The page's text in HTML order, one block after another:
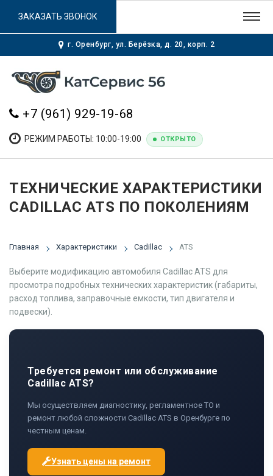
г. Оренбург, ул. Берёзка, д. 20, корп. 2
+7 (961) 929-19-68
РЕЖИМ РАБОТЫ: 10:00-19:00 ОТКРЫТО
ЗАКАЗАТЬ ЗВОНОК
ТЕХНИЧЕСКИЕ ХАРАКТЕРИСТИКИ
CADILLAC ATS ПО ПОКОЛЕНИЯМ
Главная Характеристики Cadillac ATS
Выберите модификацию автомобиля Cadillac ATS для
просмотра подробных технических характеристик (габариты,
расход топлива, заправочные емкости, тип двигателя и
подвески).
Требуется ремонт или обслуживание
Cadillac ATS?
Мы осуществляем диагностику, регламентное ТО и
ремонт любой сложности Cadillac ATS в Оренбурге по
честным ценам.
Узнать цены на ремонт